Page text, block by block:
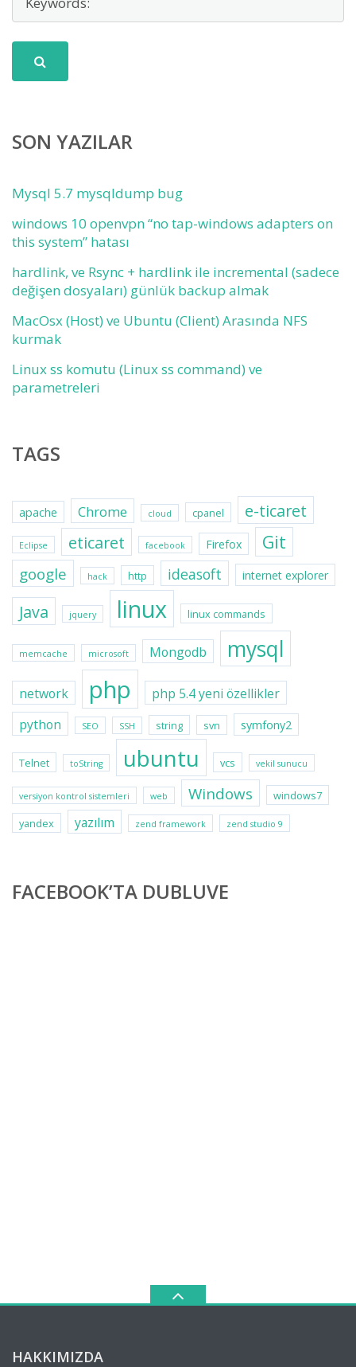
SON YAZILAR
Mysql 5.7 mysqldump bug
windows 10 openvpn “no tap-windows adapters on
this system” hatası
hardlink, ve Rsync + hardlink ile incremental (sadece
değişen dosyaları) günlük backup almak
MacOsx (Host) ve Ubuntu (Client) Arasında NFS
kurmak
Linux ss komutu (Linux ss command) ve
parametreleri
TAGS
apache Chrome cloud cpanel e-ticaret
Eclipse eticaret facebook Firefox Git
google hack http ideasoft internet explorer
Java jquery linux linux commands
memcache microsoft Mongodb mysql
network php
php 5.4 yeni özellikler
python
SEO SSH string svn symfony2
Telnet toString ubuntu vcs vekil sunucu
versiyon kontrol sistemleri web Windows
windows7
yandex
yazılım zend framework zend studio 9
FACEBOOK’TA DUBLUVE
HAKKIMIZDA